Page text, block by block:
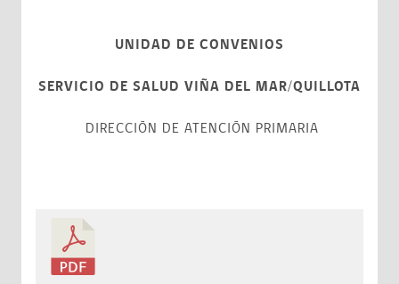
UNIDAD DE CONVENIOS
SERVICIO DE SALUD VIÑA DEL MAR/QUILLOTA
DIRECCIÓN DE ATENCIÓN PRIMARIA